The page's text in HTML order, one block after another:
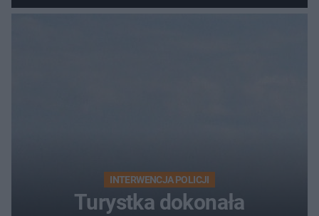
INTERWENCJA POLICJI
Turystka dokonała